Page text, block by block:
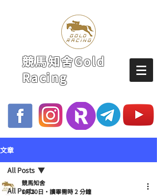
競馬知舍Gold
Racing
文章
All Posts
All Posts
競馬知舍
1月20日
讀畢需時 2 分鐘